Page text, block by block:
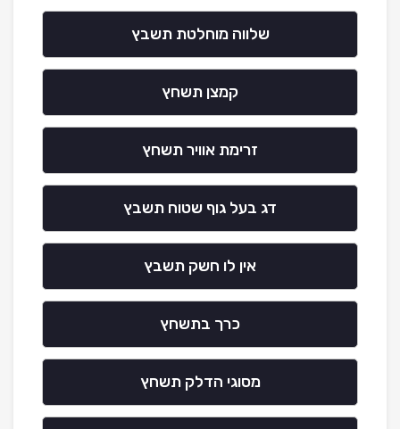
שלווה מוחלטת תשבץ
קמצן תשחץ
זרימת אוויר תשחץ
דג בעל גוף שטוח תשבץ
אין לו חשק תשבץ
כרך בתשחץ
מסוגי הדלק תשחץ